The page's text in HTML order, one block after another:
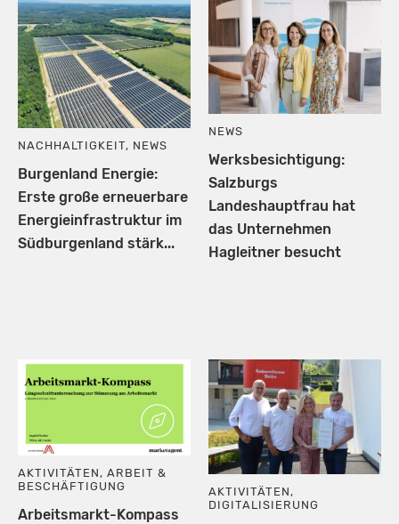
NACHHALTIGKEIT, NEWS
Burgenland Energie:
Erste große erneuerbare
Energieinfrastruktur im
Südburgenland stärk...
NEWS
Werksbesichtigung:
Salzburgs
Landeshauptfrau hat
das Unternehmen
Hagleitner besucht
AKTIVITÄTEN ,ARBEIT &
BESCHÄFTIGUNG
Arbeitsmarkt-Kompass
AKTIVITÄTEN,
DIGITALISIERUNG